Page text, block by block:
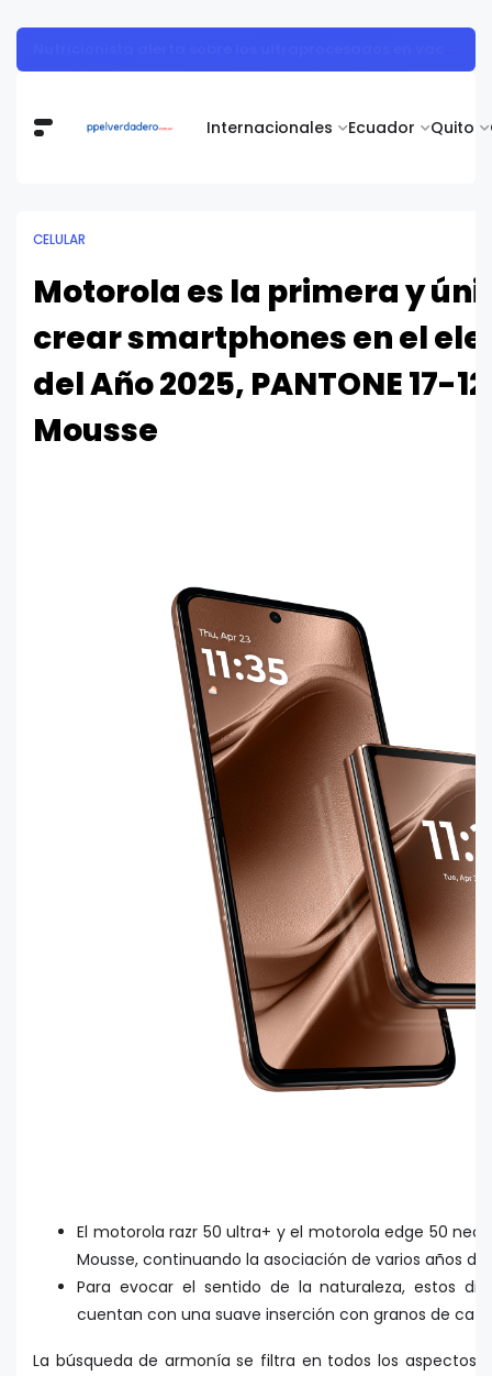
Internacionales Ecuador Quito
CELULAR
Motorola es la primera y
crear smartphones en el
del Año 2025, PANTONE 17-
Mousse
El motorola razr 50 ultra+ y el motorola edge 50 neo
Mousse, continuando la asociación de varios años
Para evocar el sentido de la naturaleza, estos
cuentan con una suave inserción con granos de
La búsqueda de armonía se filtra en todos los aspectos